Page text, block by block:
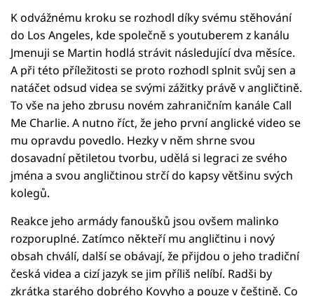
K odvážnému kroku se rozhodl díky svému stěhování
do Los Angeles, kde společně s youtuberem z kanálu
Jmenuji se Martin hodlá strávit následující dva měsíce.
A při této příležitosti se proto rozhodl splnit svůj sen a
natáčet odsud videa se svými zážitky právě v angličtině.
To vše na jeho zbrusu novém zahraničním kanále Call
Me Charlie. A nutno říct, že jeho první anglické video se
mu opravdu povedlo. Hezky v něm shrne svou
dosavadní pětiletou tvorbu, udělá si legraci ze svého
jména a svou angličtinou strčí do kapsy většinu svých
kolegů.
Reakce jeho armády fanoušků jsou ovšem malinko
rozporuplné. Zatímco někteří mu angličtinu i nový
obsah chválí, další se obávají, že přijdou o jeho tradiční
česká videa a cizí jazyk se jim příliš nelíbí. Radši by
zkrátka starého dobrého Kovyho a pouze v češtině. Co